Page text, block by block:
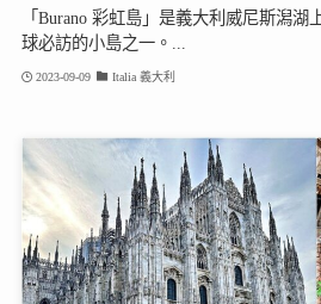
「Burano 彩虹島」是義大利威尼斯潟
球必訪的小島之一。...
2023-09-09 Italia 義大利